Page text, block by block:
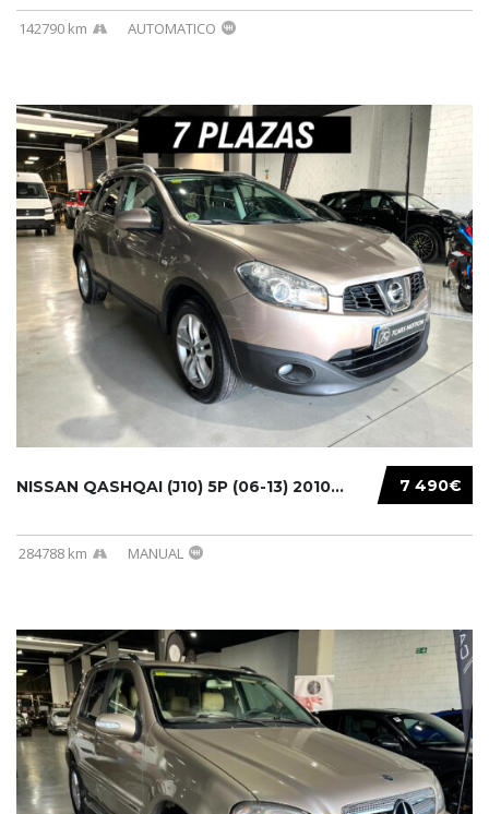
142790 km AUTOMATICO
7 490€
NISSAN QASHQAI (J10) 5P (06-13) 2010...
284788 km MANUAL